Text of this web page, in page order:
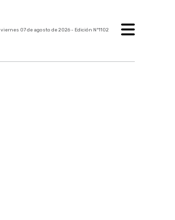
viernes 07 de agosto de 2026- Edición Nº1102